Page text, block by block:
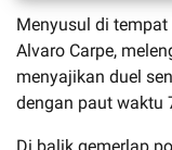
Menyusul di tempat
Alvaro Carpe,
menyajikan duel
dengan paut waktu